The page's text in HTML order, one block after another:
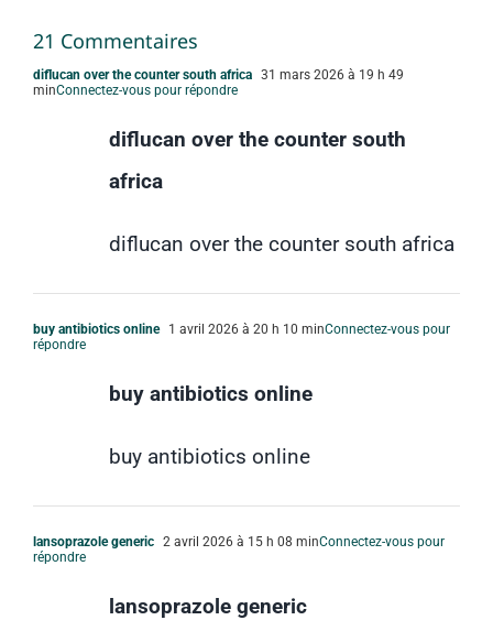
21 Commentaires
diflucan over the counter south africa 31 mars 2026 à 19 h 49
minConnectez-vous pour répondre
diflucan over the counter south
africa
diflucan over the counter south africa
buy antibiotics online 1 avril 2026 à 20 h 10 minConnectez-vous pour
répondre
buy antibiotics online
buy antibiotics online
lansoprazole generic 2 avril 2026 à 15 h 08 minConnectez-vous pour
répondre
lansoprazole generic